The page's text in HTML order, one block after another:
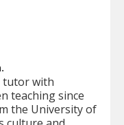
tutor with
teaching since
the University of